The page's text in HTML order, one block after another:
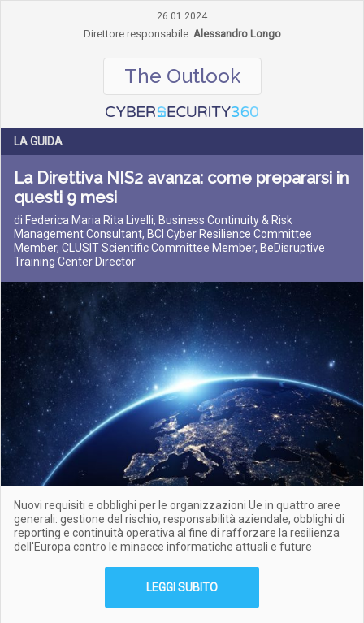
26 01 2024
Direttore responsabile: Alessandro Longo
The Outlook
LA GUIDA
La Direttiva NIS2 avanza: come prepararsi in
questi 9 mesi
di Federica Maria Rita Livelli, Business Continuity & Risk
Management Consultant, BCI Cyber Resilience Committee
Member, CLUSIT Scientific Committee Member, BeDisruptive
Training Center Director
Nuovi requisiti e obblighi per le organizzazioni Ue in quattro aree
generali: gestione del rischio, responsabilità aziendale, obblighi di
reporting e continuità operativa al fine di rafforzare la resilienza
dell'Europa contro le minacce informatiche attuali e future
LEGGI SUBITO